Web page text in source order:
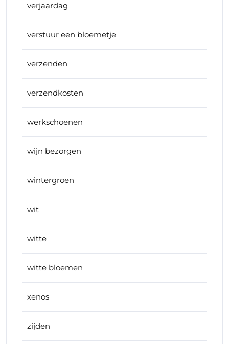
verjaardag
verstuur een bloemetje
verzenden
verzendkosten
werkschoenen
wijn bezorgen
wintergroen
wit
witte
witte bloemen
xenos
zijden